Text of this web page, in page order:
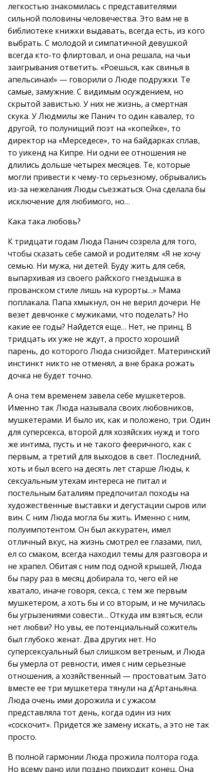
легкостью знакомилась с представителями
сильной половины человечества. Это вам не в
библиотеке книжки выдавать, всегда есть, из кого
выбрать. С молодой и симпатичной девушкой
всегда кто-то флиртовал, и она решала, на чьи
заигрывания ответить. «Роешься, как свинья в
апельсинах!» — говорили о Люде подружки. Те
самые, замужние. С видимым осуждением, но
скрытой завистью. У них не жизнь, а смертная
скука. У Людмилы же Панич то один кавалер, то
другой, то полунищий поэт на «копейке», то
директор на «Мерседесе», то на байдарках сплав,
то уикенд на Кипре. Ни одни ее отношения не
длились дольше четырех месяцев. Те, которые
могли привести к чему-то серьезному, обрывались
из-за нежелания Люды съезжаться. Она сделала бы
исключение для любимого, но…
Кака така любовь?
К тридцати годам Люда Панич созрела для того,
чтобы сказать себе самой и родителям: «Я не хочу
семью. Ни мужа, ни детей. Буду жить для себя,
выпархивая из своего райского гнездышка в
прованском стиле лишь на курорты…» Мама
поплакала. Папа хмыкнул, он не верил дочери. Не
везет девчонке с мужиками, что поделать? Но
какие ее годы? Найдется еще… Нет, не принц. В
тридцать их уже не ждут, а просто хороший
парень, до которого Люда снизойдет. Материнский
инстинкт никто не отменял, а вне брака рожать
дочка не будет точно.
А она тем временем завела себе мушкетеров.
Именно так Люда называла своих любовников,
мушкетерами. И было их, как и положено, три. Один
для суперсекса, второй для хозяйских нужд и того
же интима, пусть и не такого фееричного, как с
первым, а третий для выходов в свет. Последний,
хоть и был всего на десять лет старше Люды, к
сексуальным утехам интереса не питал и
постельным баталиям предпочитал походы на
художественные выставки и дегустации сыров или
вин. С ним Люда могла бы жить. Именно с ним,
полуимпотентом. Он был аккуратен, имел
отличный вкус, на жизнь смотрел ее глазами, пил,
ел со смаком, всегда находил темы для разговора и
не храпел. Обитая с ним под одной крышей, Люда
бы пару раз в месяц добирала то, чего ей не
хватало, иначе говоря, секса, с тем же первым
мушкетером, а хоть бы и со вторым, и не мучилась
бы угрызениями совести… Откуда им взяться, если
нет любви? Но увы, ее потенциальный сожитель
был глубоко женат. Два других нет. Но
суперсексуальный был слишком ветреным, и Люда
бы умерла от ревности, имея с ним серьезные
отношения, а хозяйственный — простоватым. Зато
вместе ее три мушкетера тянули на д’Артаньяна.
Люда очень ими дорожила и с ужасом
представляла тот день, когда один из них
«соскочит». Придется же замену искать, а это не так
просто.
В полной гармонии Люда прожила полтора года.
Но всему рано или поздно приходит конец. Она